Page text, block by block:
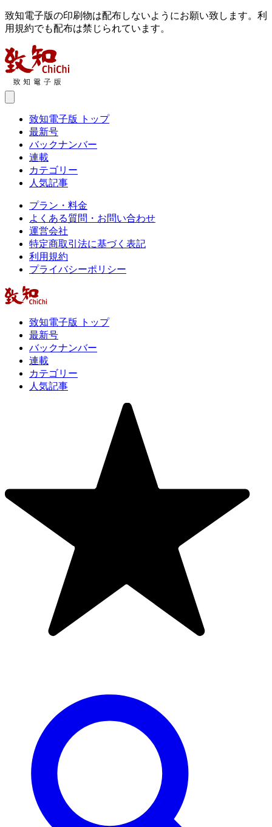
致知電子版の印刷物は配布しないようにお願い致します。利
用規約でも配布は禁じられています。
致知電子版 トップ
最新号
バックナンバー
連載
カテゴリー
人気記事
プラン・料金
よくある質問・お問い合わせ
運営会社
特定商取引法に基づく表記
利用規約
プライバシーポリシー
致知電子版 トップ
最新号
バックナンバー
連載
カテゴリー
人気記事